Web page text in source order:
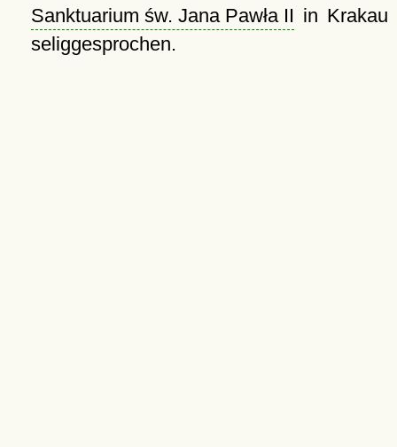
Sanktuarium św. Jana Pawła II in Krakau
seliggesprochen.